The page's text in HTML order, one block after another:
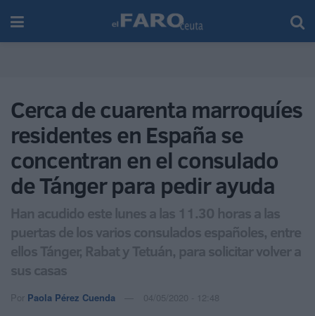
Cerca de cuarenta marroquíes
residentes en España se
concentran en el consulado
de Tánger para pedir ayuda
Han acudido este lunes a las 11.30 horas a las
puertas de los varios consulados españoles, entre
ellos Tánger, Rabat y Tetuán, para solicitar volver a
sus casas
Por Paola Pérez Cuenda 04/05/2020 - 12:48